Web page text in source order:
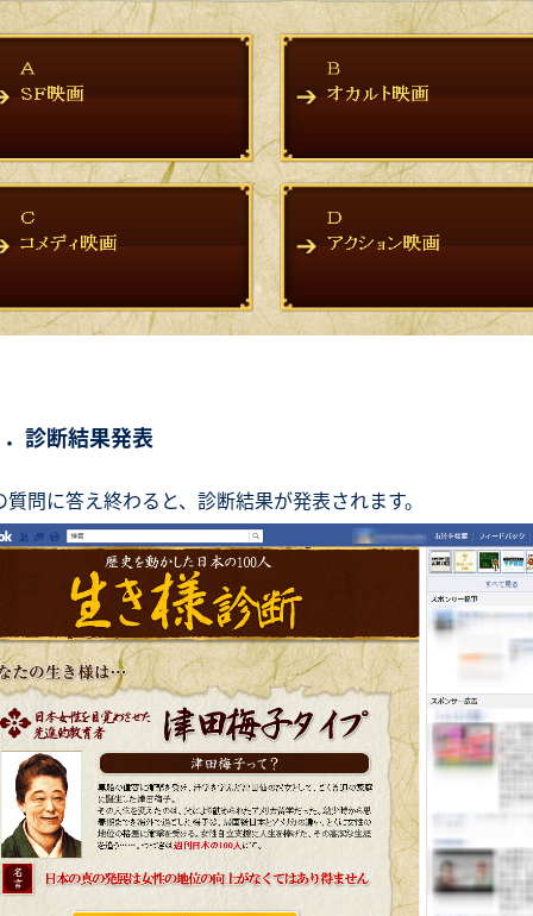
診断結果発表
質問に答え終わると、診断結果が発表されます。